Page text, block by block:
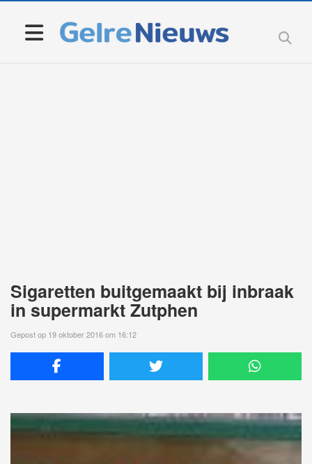
Sigaretten buitgemaakt bij inbraak
in supermarkt Zutphen
Gepost op 19 oktober 2016 om 16:12